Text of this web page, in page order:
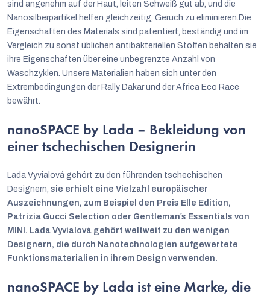
sind angenehm auf der Haut, leiten Schweiß gut ab, und die
Nanosilberpartikel helfen gleichzeitig, Geruch zu eliminieren.Die
Eigenschaften des Materials sind patentiert, beständig und im
Vergleich zu sonst üblichen antibakteriellen Stoffen behalten sie
ihre Eigenschaften über eine unbegrenzte Anzahl von
Waschzyklen. Unsere Materialien haben sich unter den
Extrembedingungen der Rally Dakar und der Africa Eco Race
bewährt.
nanoSPACE by Lada – Bekleidung von
einer tschechischen Designerin
Lada Vyvialová gehört zu den führenden tschechischen
Designern, sie erhielt eine Vielzahl europäischer
Auszeichnungen, zum Beispiel den Preis Elle Edition,
Patrizia Gucci Selection oder Gentleman´s Essentials von
MINI. Lada Vyvialová gehört weltweit zu den wenigen
Designern, die durch Nanotechnologien aufgewertete
Funktionsmaterialien in ihrem Design verwenden.
nanoSPACE by Lada ist eine Marke, die